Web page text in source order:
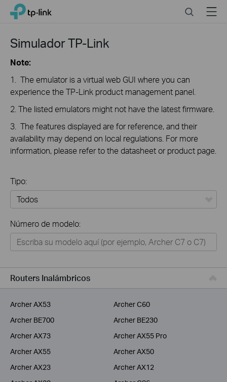
Click
navigation
TP-Link, Reliably Smart SearchMenu
Simulador TP-Link
Note:
1. The emulator is a virtual web GUI where you can
experience the TP-Link product management panel.
2. The listed emulators might not have the latest firmware.
3. The features displayed are for reference, and their
availability may depend on local regulations. For more
information, please refer to the datasheet or product page.
Tipo:
Hogar
Tapo
Negocios
ISPs
Número de modelo:
Routers Inalámbricos
Archer AX53
Archer C60
Archer BE700
Archer BE230
Archer AX73
Archer AX55 Pro
Archer AX55
Archer AX50
Archer AX23
Archer AX12